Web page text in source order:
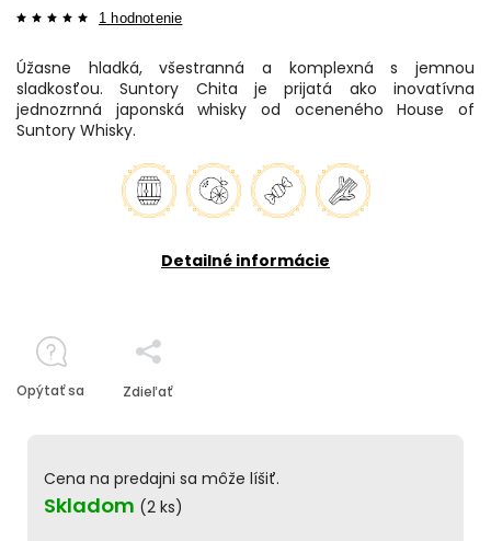
1 hodnotenie
Cena na predajni sa môže líšiť.
Skladom (2 ks)
Úžasne hladká, všestranná a komplexná s jemnou
sladkosťou. Suntory Chita je prijatá ako inovatívna
jednozrnná japonská whisky od oceneného House of
Suntory Whisky.
Detailné informácie
Opýtať sa Zdieľať